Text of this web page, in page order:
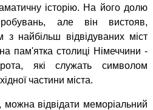
історію. На його долю
але він вистояв,
з найбільш відвідуваних міст
пам'ятка столиці Німеччини -
які служать символом
частини міста.
можна відвідати меморіальний